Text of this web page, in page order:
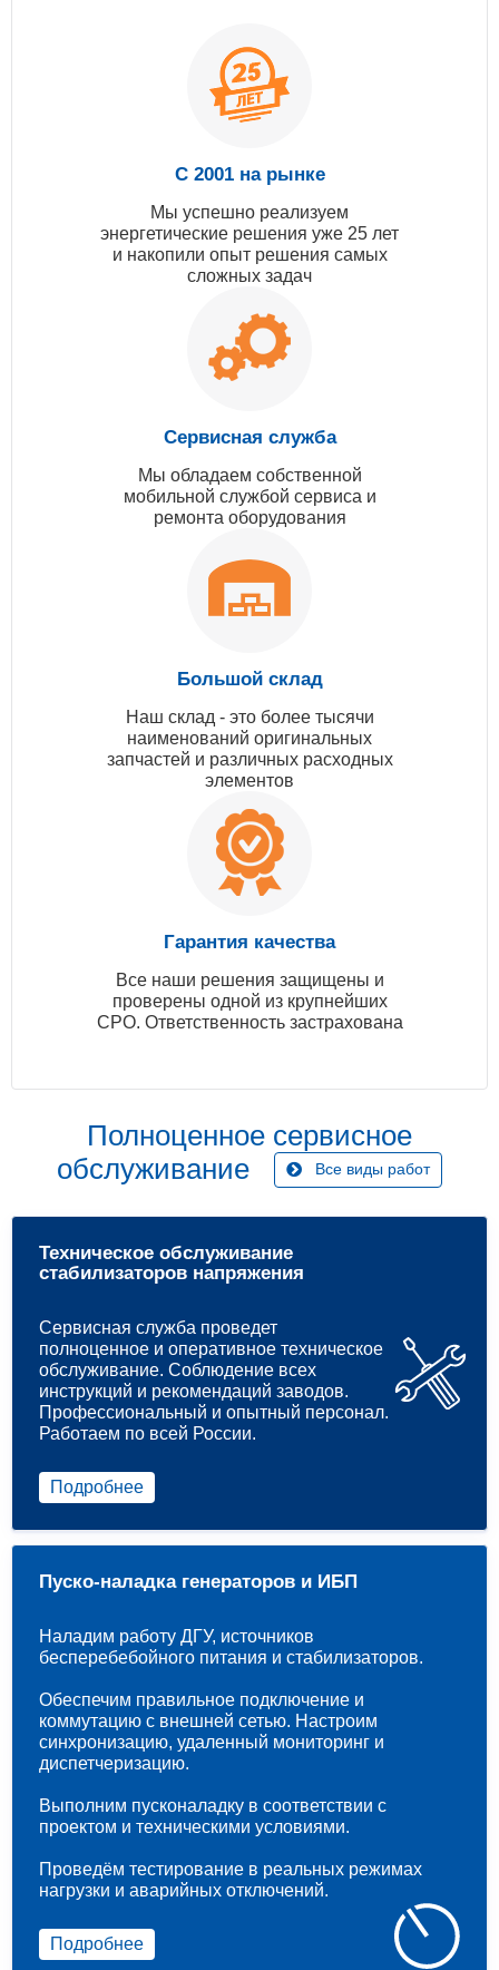
С 2001 на рынке
Мы успешно реализуем
энергетические решения уже 25 лет
и накопили опыт решения самых
сложных задач
Сервисная служба
Мы обладаем собственной
мобильной службой сервиса и
ремонта оборудования
Большой склад
Наш склад - это более тысячи
наименований оригинальных
запчастей и различных расходных
элементов
Гарантия качества
Все наши решения защищены и
проверены одной из крупнейших
СРО. Ответственность застрахована
Полноценное сервисное
обслуживание
Все виды работ
Техническое обслуживание
стабилизаторов напряжения
Сервисная служба проведет
полноценное и оперативное техническое
обслуживание. Соблюдение всех
инструкций и рекомендаций заводов.
Профессиональный и опытный персонал.
Работаем по всей России.
Подробнее
Пуско-наладка генераторов и ИБП
Наладим работу ДГУ, источников
бесперебебойного питания и стабилизаторов.
Обеспечим правильное подключение и
коммутацию с внешней сетью. Настроим
синхронизацию, удаленный мониторинг и
диспетчеризацию.
Выполним пусконаладку в соответствии с
проектом и техническими условиями.
Проведём тестирование в реальных режимах
нагрузки и аварийных отключений.
Подробнее